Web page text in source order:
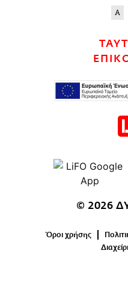
© 2026
Όροι χρήσης